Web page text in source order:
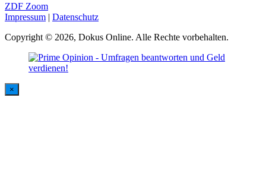
ZDF Zoom
Impressum | Datenschutz
Copyright © 2026, Dokus Online. Alle Rechte vorbehalten.
×